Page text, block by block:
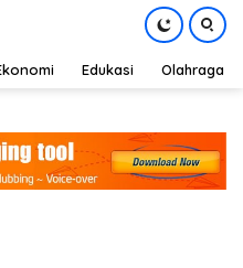
Edukasi Olahraga